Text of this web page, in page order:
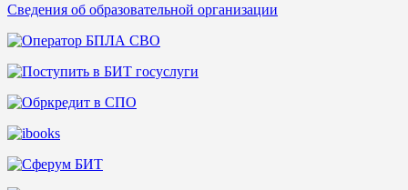
Сведения об образовательной организации